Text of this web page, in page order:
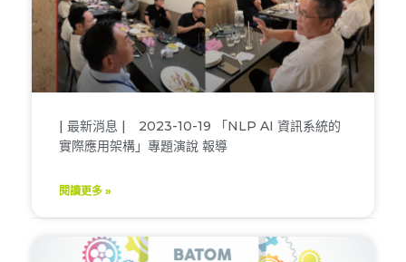
| 最新消息 | 2023-10-19 「NLP AI 資訊系統的
實際應用架構」專題演說 報導
閱讀更多 »